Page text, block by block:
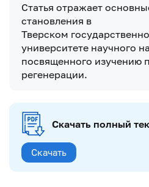
Статья отражает
становления в
Тверском
университете научного
посвященного изучению
регенерации.
Скачать полный
Скачать